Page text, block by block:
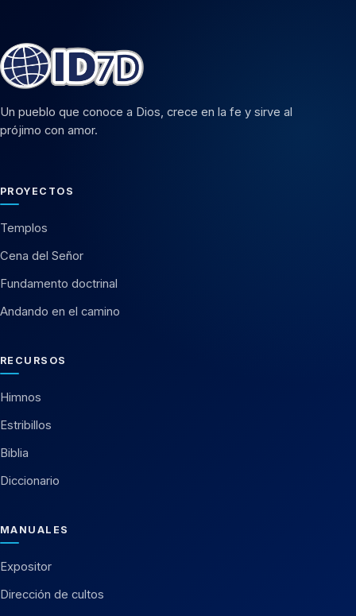
Un pueblo que conoce a Dios, crece en la fe y sirve al
prójimo con amor.
PROYECTOS
Templos
Cena del Señor
Fundamento doctrinal
Andando en el camino
RECURSOS
Himnos
Estribillos
Biblia
Diccionario
MANUALES
Expositor
Dirección de cultos